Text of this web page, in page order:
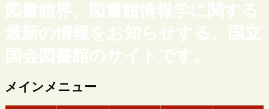
図書館界、図書館情報学に関する
最新の情報をお知らせする、国立
国会図書館のサイトです。
メインメニュー